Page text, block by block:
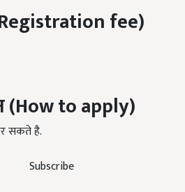
Subscribe
fee)
(How to apply)
सकते है.